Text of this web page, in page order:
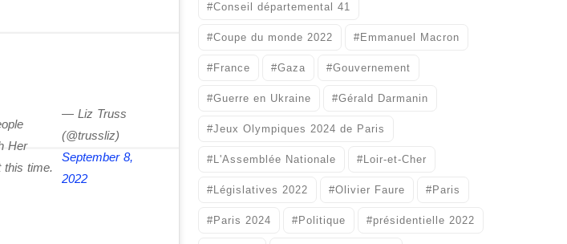
Her
this time.
— Liz Truss
(@trussliz)
September 8,
2022
#Conseil départemental 41
#Coupe du monde 2022 #Emmanuel Macron
#France #Gaza #Gouvernement
#Guerre en Ukraine #Gérald Darmanin
#Jeux Olympiques 2024 de Paris
#L'Assemblée Nationale #Loir-et-Cher
#Législatives 2022 #Olivier Faure #Paris
#Paris 2024 #Politique #présidentielle 2022